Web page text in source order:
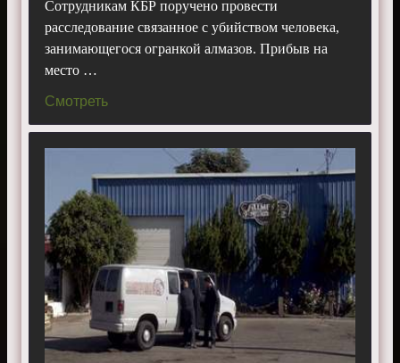
Сотрудникам КБР поручено провести
расследование связанное с убийством человека,
занимающегося огранкой алмазов. Прибыв на
место …
Смотреть